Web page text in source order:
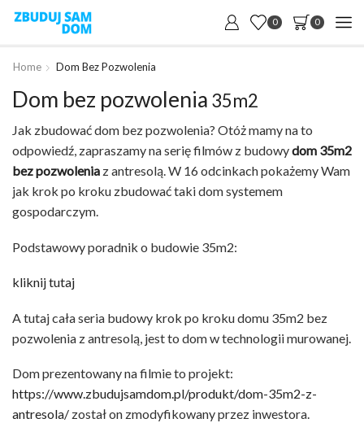
0 0
Home Dom Bez Pozwolenia
Dom bez pozwolenia 35m2
Jak zbudować dom bez pozwolenia? Otóż mamy na to
odpowiedź, zapraszamy na serię filmów z budowydom 35m2
bez pozwolenia z antresolą. W 16 odcinkach pokażemy Wam
jak krok po kroku zbudować taki dom systemem
gospodarczym.
Podstawowy poradnik o budowie 35m2:
kliknij tutaj
A tutaj cała seria budowy krok po kroku domu 35m2 bez
pozwolenia z antresolą, jest to dom w technologii murowanej.
Dom prezentowany na filmie to projekt:
https://www.zbudujsamdom.pl/produkt/dom-35m2-z-
antresola/ został on zmodyfikowany przez inwestora.